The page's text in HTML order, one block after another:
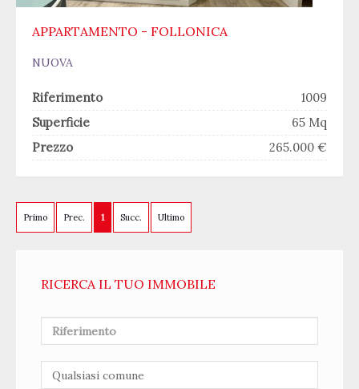
APPARTAMENTO - FOLLONICA
NUOVA
Riferimento
1009
Superficie
65 Mq
Prezzo
265.000 €
Primo Prec. 1 Succ. Ultimo
RICERCA IL TUO IMMOBILE